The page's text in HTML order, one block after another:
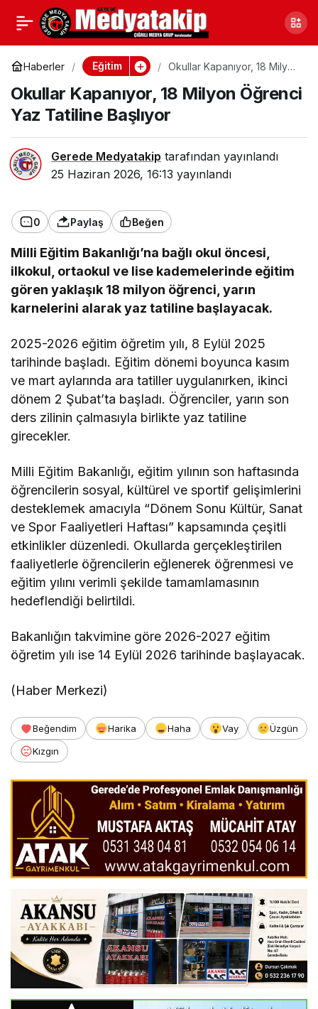
Haberler Eğitim
Okullar Kapanıyor, 18 Milyon
Başlıyor
Okullar Kapanıyor, 18 Milyon Öğrenci
Yaz Tatiline Başlıyor
Gerede Medyatakip tarafından yayınlandı
25 Haziran 2026, 16:13 yayınlandı
0 Paylaş Beğen
Milli Eğitim Bakanlığı’na bağlı okul öncesi,
ilkokul, ortaokul ve lise kademelerinde eğitim
gören yaklaşık 18 milyon öğrenci, yarın
karnelerini alarak yaz tatiline başlayacak.
2025-2026 eğitim öğretim yılı, 8 Eylül 2025
tarihinde başladı. Eğitim dönemi boyunca kasım
ve mart aylarında ara tatiller uygulanırken, ikinci
dönem 2 Şubat’ta başladı. Öğrenciler, yarın son
ders zilinin çalmasıyla birlikte yaz tatiline
girecekler.
Milli Eğitim Bakanlığı, eğitim yılının son haftasında
öğrencilerin sosyal, kültürel ve sportif gelişimlerini
desteklemek amacıyla “Dönem Sonu Kültür, Sanat
ve Spor Faaliyetleri Haftası” kapsamında çeşitli
etkinlikler düzenledi. Okullarda gerçekleştirilen
faaliyetlerle öğrencilerin eğlenerek öğrenmesi ve
eğitim yılını verimli şekilde tamamlamasının
hedeflendiği belirtildi.
Bakanlığın takvimine göre 2026-2027 eğitim
öğretim yılı ise 14 Eylül 2026 tarihinde başlayacak.
(Haber Merkezi)
Beğendim Harika Haha Vay
Üzgün
Kızgın
Gerede’de Şenlik Gibi
Final
Paylaş